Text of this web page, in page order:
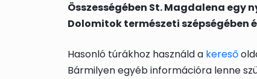
Összességében St. Magdalena egy
Dolomitok természeti szépségében
Hasonló túrákhoz használd a kereső
Bármilyen egyéb információra lenne